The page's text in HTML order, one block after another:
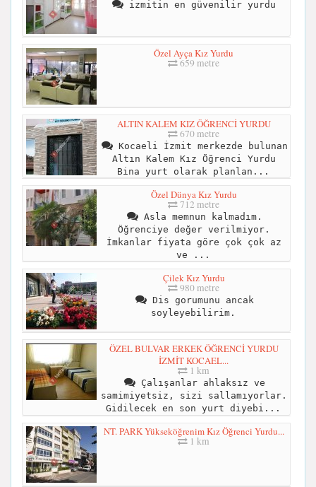
izmitin en güvenilir yurdu
Özel Ayça Kız Yurdu
659 metre
ALTIN KALEM KIZ ÖĞRENCİ YURDU
670 metre
Kocaeli İzmit merkezde bulunan
Altın Kalem Kız Öğrenci Yurdu
Bina yurt olarak planlan...
Özel Dünya Kız Yurdu
712 metre
Asla memnun kalmadım.
Öğrenciye değer verilmiyor.
İmkanlar fiyata göre çok çok az
ve ...
Çilek Kız Yurdu
980 metre
Dis gorumunu ancak
soyleyebilirim.
ÖZEL BULVAR ERKEK ÖĞRENCİ YURDU
İZMİT KOCAEL...
1 km
Çalışanlar ahlaksız ve
samimiyetsiz, sizi sallamıyorlar.
Gidilecek en son yurt diyebi...
NT. PARK Yükseköğrenim Kız Öğrenci Yurdu...
1 km